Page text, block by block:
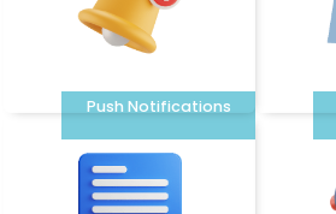
Push Notifications